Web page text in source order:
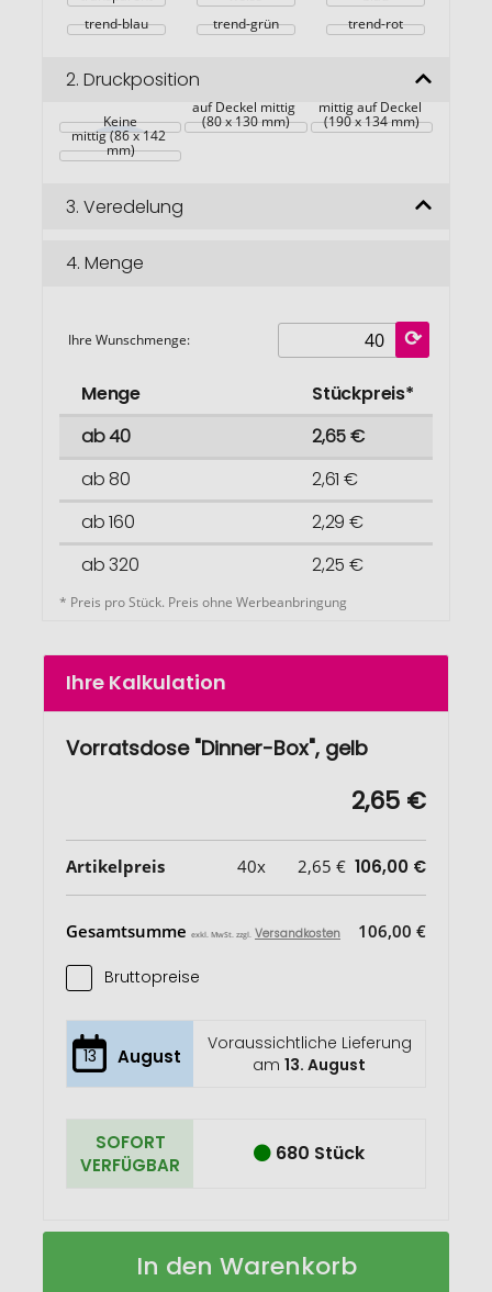
trend-blau
trend-grün trend-rot
2. Druckposition
Keine
auf Deckel mittig
(80 x 130 mm)
mittig auf Deckel
(190 x 134 mm)
mittig (86 x 142
mm)
3. Veredelung
4. Menge
Ihre Wunschmenge:
Menge
Stückpreis*
ab 40
2,65 €
ab 80
2,61 €
ab 160
2,29 €
ab 320
2,25 €
* Preis pro Stück. Preis ohne Werbeanbringung
Ihre Kalkulation
Vorratsdose "Dinner-Box", gelb
2,65 €
Artikelpreis 40x 2,65 € 106,00 €
Gesamtsumme exkl. MwSt. zzgl. Versandkosten 106,00 €
Bruttopreise
13 August
Voraussichtliche Lieferung
am13. August
SOFORT
VERFÜGBAR
680 Stück
Vorratsdose
Auf
In den Warenkorb